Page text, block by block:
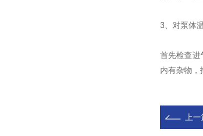
3、对泵体
首先检查进
内有杂物，
上一